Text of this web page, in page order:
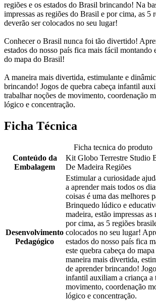
regiões e os estados do Brasil brincando! Na
impressas as regiões do Brasil e por cima, as 5
deverão ser colocados no seu lugar!
Conhecer o Brasil nunca foi tão divertido!
estados do nosso país fica mais fácil montando
do mapa do Brasil!
A maneira mais divertida, estimulante e
brincando! Jogos de quebra cabeça infantil
trabalhar noções de movimento, coordenação
lógico e concentração.
Ficha Técnica
Ficha tecnica do produto
Conteúdo da
Embalagem
Kit Globo Terrestre Studio
De Madeira Regiões
Desenvolvimento
Pedagógico
Estimular a curiosidade
a aprender mais todos os
coisas é uma das melhores
Brinquedo lúdico e
madeira, estão impressas
por cima, as 5 regiões
colocados no seu lugar!
estados do nosso país fica
este quebra cabeça do
maneira mais divertida,
de aprender brincando!
infantil auxiliam a criança a
movimento, coordenação
lógico e concentração.